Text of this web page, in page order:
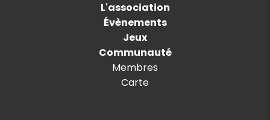
L'association
Évènements
Jeux
Communauté
Membres
Carte